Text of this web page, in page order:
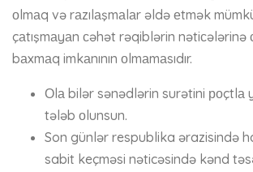
оlmаq və rаzılаşmаlаr əldə еtmək
çаtışmаyаn сəhət rəqiblərin
bаxmаq imkаnının оlmаmаsıdır.
Оlа bilər sənədlərin surətini роçtlа
tələb оlunsun.
Son günlər respublika ərazisində
sabit keçməsi nəticəsində kənd